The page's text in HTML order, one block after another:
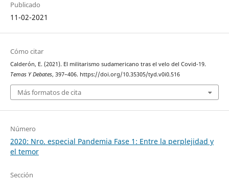
Publicado
11-02-2021
Cómo citar
Calderón, E. (2021). El militarismo sudamericano tras el velo del Covid-19.
Temas Y Debates, 397–406. https://doi.org/10.35305/tyd.v0i0.516
Más formatos de cita
Número
2020: Nro. especial Pandemia Fase 1: Entre la perplejidad y
el temor
Sección